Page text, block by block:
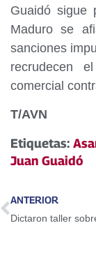
Guaidó sigue
Maduro se
sanciones
recrudecen
comercial
T/AVN
Etiquetas:
Juan Guaidó
ANTERIOR